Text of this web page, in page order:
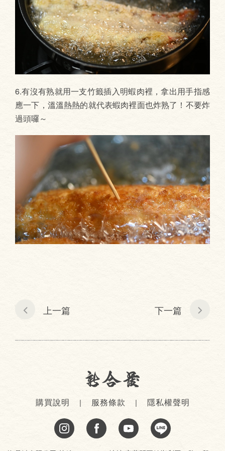
6.有沒有熟就用一支竹籤插入明蝦肉裡，拿出用手指感
應一下，溫溫熱熱的就代表蝦肉裡面也炸熟了！不要炸
過頭囉～
上一篇 下一篇
購買說明 服務條款 隱私權聲明